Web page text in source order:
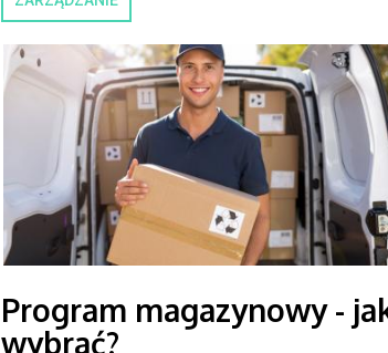
Program magazynowy -
wybrać?